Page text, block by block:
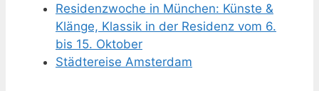
Residenzwoche in München: Künste &
Klänge, Klassik in der Residenz vom 6.
bis 15. Oktober
Städtereise Amsterdam